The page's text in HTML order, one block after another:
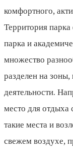
комфортного,
Территория парка
парка и
множество
разделен на
деятельности.
место для отдыха
такие места и
свежем воздухе,